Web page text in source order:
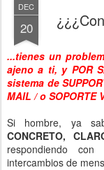
DEC
20
...tienes un
ajeno a ti, y POR
sistema de
MAIL / o SOPORTE
Si hombre, ya
CONCRETO,
respondiendo
intercambios de